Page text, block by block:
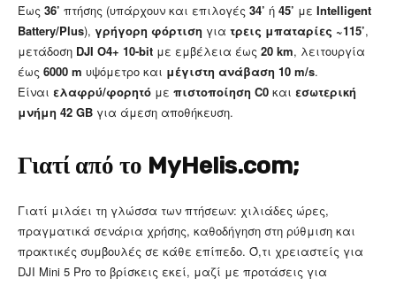
Έως 36’ πτήσης (υπάρχουν και επιλογές 34’ ή 45’ με Intelligent
Battery/Plus), γρήγορη φόρτιση για τρεις μπαταρίες ~115’,
μετάδοση DJI O4+ 10-bit με εμβέλεια έως 20 km, λειτουργία
έως 6000 m υψόμετρο και μέγιστη ανάβαση 10 m/s.
Είναι ελαφρύ/φορητό με πιστοποίηση C0 και εσωτερική
μνήμη 42 GB για άμεση αποθήκευση.
Γιατί από το MyHelis.com;
Γιατί μιλάει τη γλώσσα των πτήσεων: χιλιάδες ώρες,
πραγματικά σενάρια χρήσης, καθοδήγηση στη ρύθμιση και
πρακτικές συμβουλές σε κάθε επίπεδο. Ό,τι χρειαστείς για
DJI Mini 5 Pro το βρίσκεις εκεί, μαζί με προτάσεις για